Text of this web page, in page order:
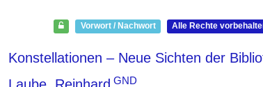
Vorwort / Nachwort Alle Rechte
Konstellationen – Neue Sichten der
GND